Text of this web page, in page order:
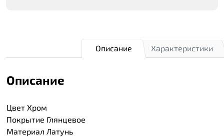
Характеристики
Описание
Описание
Цвет Хром
Покрытие Глянцевое
Материал Латунь